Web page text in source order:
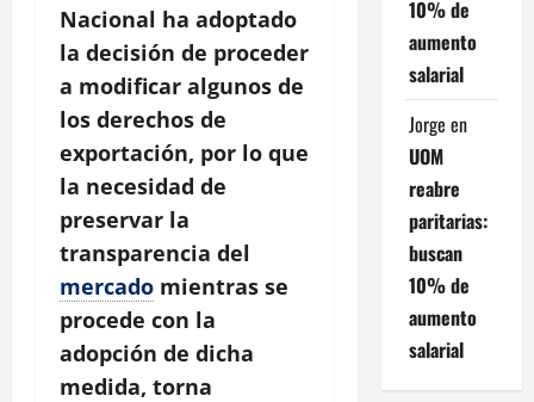
Nacional ha adoptado
la decisión de proceder
a modificar algunos de
los derechos de
exportación, por lo que
la necesidad de
preservar la
transparencia del
mercado mientras se
procede con la
adopción de dicha
medida, torna
10% de
aumento
salarial
Jorge en
UOM
reabre
paritarias:
buscan
10% de
aumento
salarial